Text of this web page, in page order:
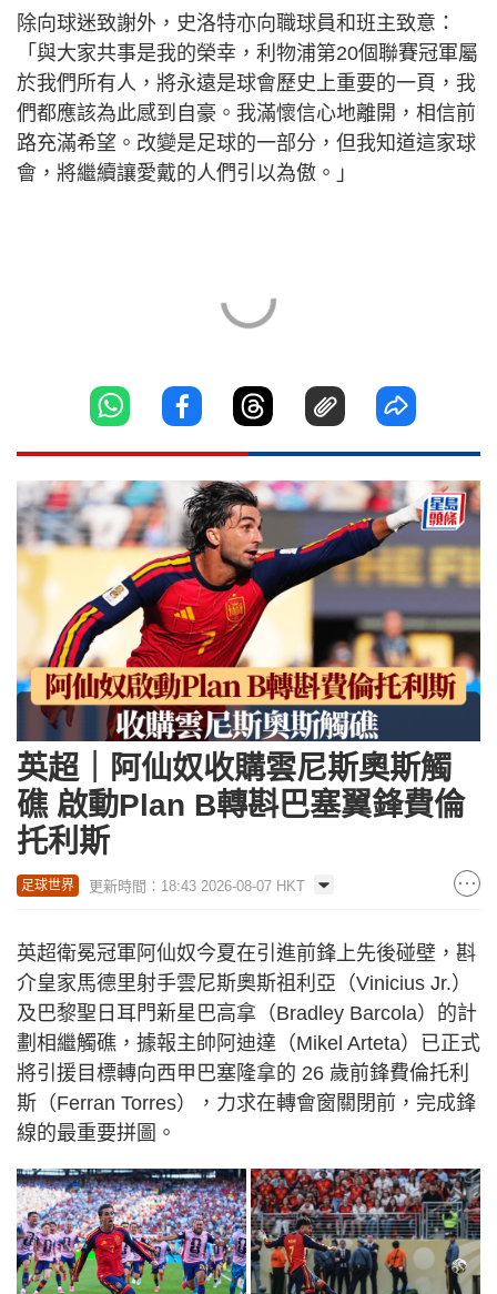
除向球迷致謝外，史洛特亦向職球員和班主致意：
「與大家共事是我的榮幸，利物浦第20個聯賽冠軍屬
於我們所有人，將永遠是球會歷史上重要的一頁，我
們都應該為此感到自豪。我滿懷信心地離開，相信前
路充滿希望。改變是足球的一部分，但我知道這家球
會，將繼續讓愛戴的人們引以為傲。」
英超｜阿仙奴收購雲尼斯奧斯觸
礁 啟動Plan B轉斟巴塞翼鋒費倫
托利斯
足球世界 更新時間：18:43 2026-08-07 HKT
英超衛冕冠軍阿仙奴今夏在引進前鋒上先後碰壁，斟
介皇家馬德里射手雲尼斯奧斯祖利亞（Vinicius Jr.）
及巴黎聖日耳門新星巴高拿（Bradley Barcola）的計
劃相繼觸礁，據報主帥阿迪達（Mikel Arteta）已正式
將引援目標轉向西甲巴塞隆拿的 26 歲前鋒費倫托利
斯（Ferran Torres），力求在轉會窗關閉前，完成鋒
線的最重要拼圖。